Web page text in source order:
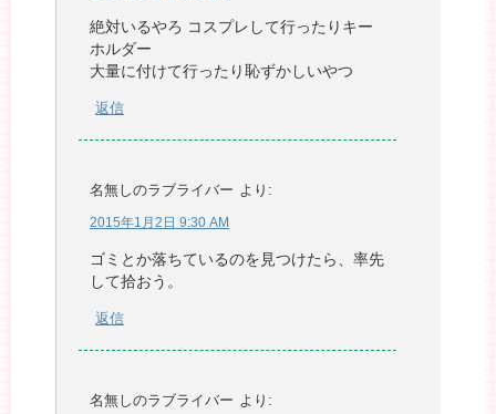
絶対いるやろ コスプレして行ったりキー
ホルダー
大量に付けて行ったり恥ずかしいやつ
返信
名無しのラブライバー より:
2015年1月2日 9:30 AM
ゴミとか落ちているのを見つけたら、率先
して拾おう。
返信
名無しのラブライバー より: